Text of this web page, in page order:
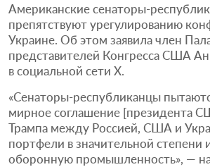
Американские сенаторы-
препятствуют урегулированию
Украине. Об этом заявила член
представителей Конгресса США
в социальной сети X.
«Сенаторы-республиканцы
мирное соглашение [президента
Трампа между Россией, США и
портфели в значительной степени
оборонную промышленность», —